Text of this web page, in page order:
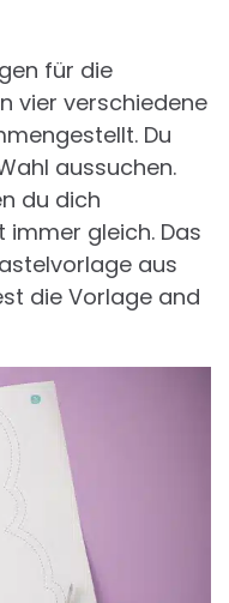
für die
vier verschiedene
Du
aussuchen.
du dich
immer gleich. Das
aus
die Vorlage and